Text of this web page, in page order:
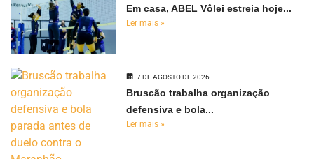
Em casa, ABEL Vôlei estreia hoje...
Ler mais »
7 DE AGOSTO DE 2026
Bruscão trabalha organização
defensiva e bola...
Ler mais »